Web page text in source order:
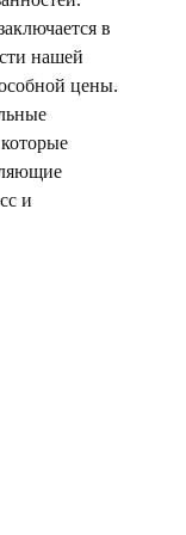
в
нашей
цены.
и